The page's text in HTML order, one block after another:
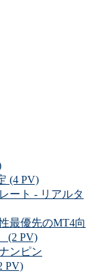
(4 PV)
ート - リアルタ
最優先のMT4向
(2 PV)
ンピン
PV)